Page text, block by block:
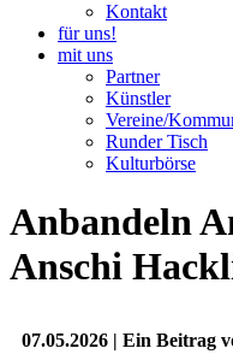
Kontakt
für uns!
mit uns
Partner
Künstler
Vereine/
Runder Tisch
Kulturbörse
Anbandeln
Anschi
07.05.2026 | Ein Beitrag